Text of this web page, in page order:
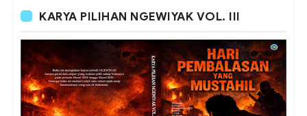
KARYA PILIHAN NGEWIYAK VOL. III